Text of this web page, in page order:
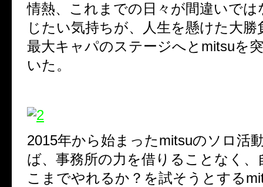
情熱、これまでの日々が間違いで
じたい気持ちが、人生を懸けた大勝
最大キャパのステージへとmitsuを
いた。
2015年から始まったmitsuのソロ活
ば、事務所の力を借りることなく、
こまでやれるか？を試そうとする